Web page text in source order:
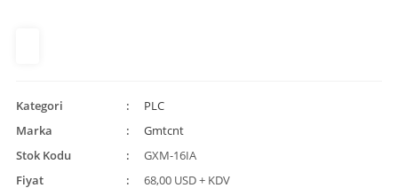
Kategori
PLC
Marka
Gmtcnt
Stok Kodu
GXM-16IA
Fiyat
68,00 USD + KDV